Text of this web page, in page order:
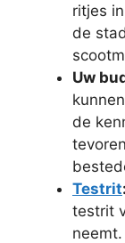
ritjes
de
Uw
de
Testrit:
testrit